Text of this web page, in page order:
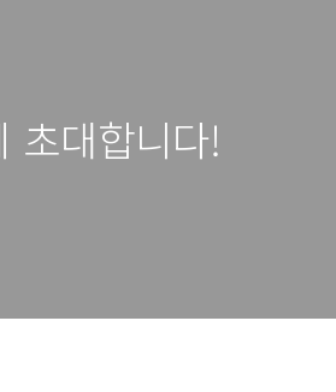
초대합니다!